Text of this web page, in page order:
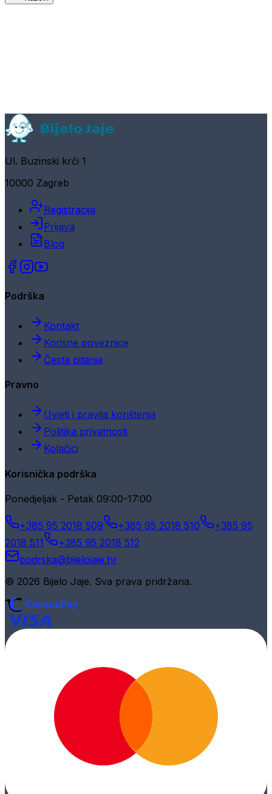
Ul. Buzinski krči 1
10000 Zagreb
Registracija
Prijava
Blog
Podrška
Kontakt
Korisne poveznice
Česta pitanja
Pravno
Uvjeti i pravila korištenja
Politika privatnosti
Kolačići
Korisnička podrška
Ponedjeljak - Petak 09:00-17:00
+385 95 2018 509 +385 95 2018 510
+385 95
2018 511
+385 95 2018 512
podrska@bijelojaje.hr
© 2026 Bijelo Jaje. Sva prava pridržana.